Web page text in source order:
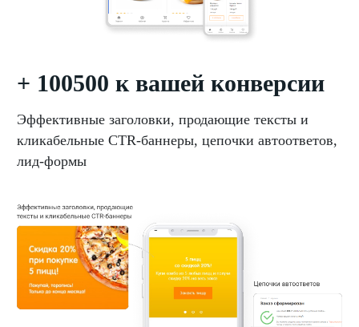
+ 100500 к вашей конверсии
Эффективные заголовки, продающие тексты и
кликабельные CTR-баннеры, цепочки автоответов,
лид-формы